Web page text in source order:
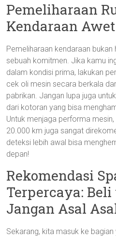
Pemeliharaan
Kendaraan
Pemeliharaan kendaraan
sebuah komitmen. Jika kamu
dalam kondisi prima, lakukan
cek oli mesin secara berkala
pabrikan. Jangan lupa juga
dari kotoran yang bisa
Untuk menjaga performa
20.000 km juga sangat
deteksi lebih awal bisa
depan!
Rekomendasi
Terpercaya: Beli
Jangan Asal
Sekarang, kita masuk ke